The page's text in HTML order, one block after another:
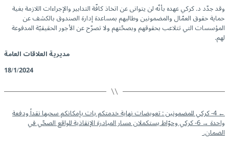
وقد جدّد د. كركي عهده بأنّه لن يتوانى عن اتخاذ كافّة التدابير والإجراءات اللازمة بغية
حماية حقوق العمّال والمضمونين وطالبهم بمساعدة إدارة الصندوق بالكشف عن
المؤسسات التي تتلاعب بحقوقهم وبصحّتهم ولا تصرّح عن الأجور الحقيقيّة المدفوعة
لهم.
مديرية العلاقات العامة
18/1/2024
← 4- كركي للمضمونين : تعويضات نهاية خدمتكم بات بإمكانكم سحبها نقداً ودفعة
واحدة→ 6- كركي وحوّاط يستكملان مسار المبادرة الإنقاذية للواقع الصحّي في
الضمان.